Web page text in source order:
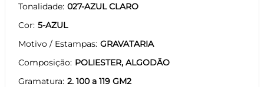
Tonalidade 027-AZUL CLARO
Cor 5-AZUL
Motivo / Estampas GRAVATARIA
Composição POLIESTER, ALGODÃO
Gramatura 2. 100 a 119 GM2